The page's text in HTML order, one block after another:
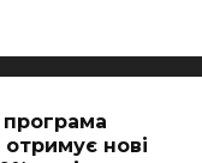
програма
нові